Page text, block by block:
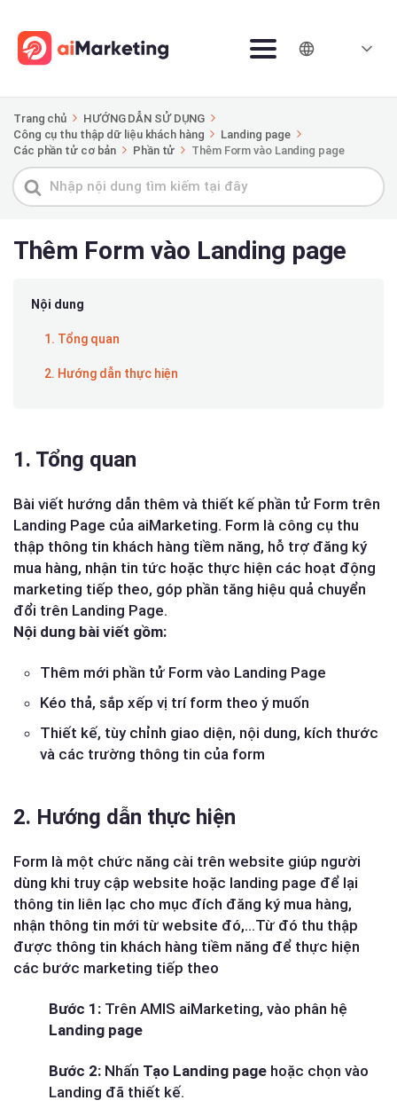
Trang chủ
HƯỚNG DẪN SỬ DỤNG
Công cụ thu thập dữ liệu khách hàng
Landing page
Các phần tử cơ bản
Phần tử Thêm Form vào Landing page
Tìm
kiếm
Thêm Form vào Landing page
Nội dung
1. Tổng quan
2. Hướng dẫn thực hiện
1. Tổng quan
Bài viết hướng dẫn thêm và thiết kế phần tử Form trên
Landing Page của aiMarketing. Form là công cụ thu
thập thông tin khách hàng tiềm năng, hỗ trợ đăng ký
mua hàng, nhận tin tức hoặc thực hiện các hoạt động
marketing tiếp theo, góp phần tăng hiệu quả chuyển
đổi trên Landing Page.
Nội dung bài viết gồm:
Thêm mới phần tử Form vào Landing Page
Kéo thả, sắp xếp vị trí form theo ý muốn
Thiết kế, tùy chỉnh giao diện, nội dung, kích thước
và các trường thông tin của form
2. Hướng dẫn thực hiện
Form là một chức năng cài trên website giúp người
dùng khi truy cập website hoặc landing page để lại
thông tin liên lạc cho mục đích đăng ký mua hàng,
nhận thông tin mới từ website đó,…Từ đó thu thập
được thông tin khách hàng tiềm năng để thực hiện
các bước marketing tiếp theo
Bước 1: Trên AMIS aiMarketing, vào phân hệ
Landing page
Bước 2: Nhấn Tạo Landing page hoặc chọn vào
Landing đã thiết kế.